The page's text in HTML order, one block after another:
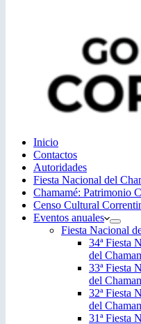
Inicio
Contactos
Autoridades
Fiesta Nacional del
Chamamé: Patrimonio
Censo Cultural
Eventos anuales
Fiesta Nacional
34ª Fiesta
del
33ª Fiesta
del
32ª Fiesta
del
31ª Fiesta